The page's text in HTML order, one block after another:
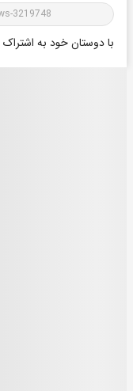
با دوستان خود به اشتراک